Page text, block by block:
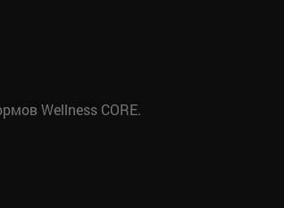
Wellness CORE.